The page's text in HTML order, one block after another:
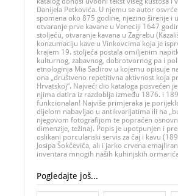
Danijela Petkovića. U njemu se autor
spomena oko 875 godine, njezino širenje i
otvaranje prve kavane u Veneciji 1647
stoljeću, otvaranje kavana u Zagrebu
konzumaciju kave u Vinkovcima koja je
krajem 19. stoljeća postala omiljenim
kulturnog, zabavnog, dobrotvornog pa i
etnologinja Mia Sadirov u kojemu opisuje
ona „društveno repetitivna aktivnost koja
Hrvatskoj“. Najveći dio kataloga posvećen
njima datira iz razdoblja između 1876. i
funkcionalan! Najviše primjeraka je
dijelom nabavljao u antikvarijatima ili na
njegovom fotografijom te popraćen
dimenzije, težina). Popis je upotpunjen i
oslikani porculanski servis za čaj i kavu
Josipa Šokčevića, ali i jarko crvena
inventara mnogih naših kuhinjskih
Pogledajte još...